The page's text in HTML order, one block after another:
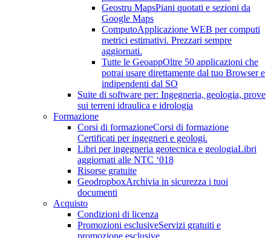
Geostru MapsPiani quotati e sezioni da
Google Maps
ComputoApplicazione WEB per computi
metrici estimativi. Prezzari sempre
aggiornati.
Tutte le GeoappOltre 50 applicazioni che
potrai usare direttamente dal tuo Browser e
indipendenti dal SO
Suite di software per: Ingegneria, geologia, prove
sui terreni idraulica e idrologia
Formazione
Corsi di formazioneCorsi di formazione
Certificati per ingegneri e geologi.
Libri per ingegneria geotecnica e geologiaLibri
aggiornati alle NTC ‘018
Risorse gratuite
GeodropboxArchivia in sicurezza i tuoi
documenti
Acquisto
Condizioni di licenza
Promozioni esclusiveServizi gratuiti e
promozione esclusive